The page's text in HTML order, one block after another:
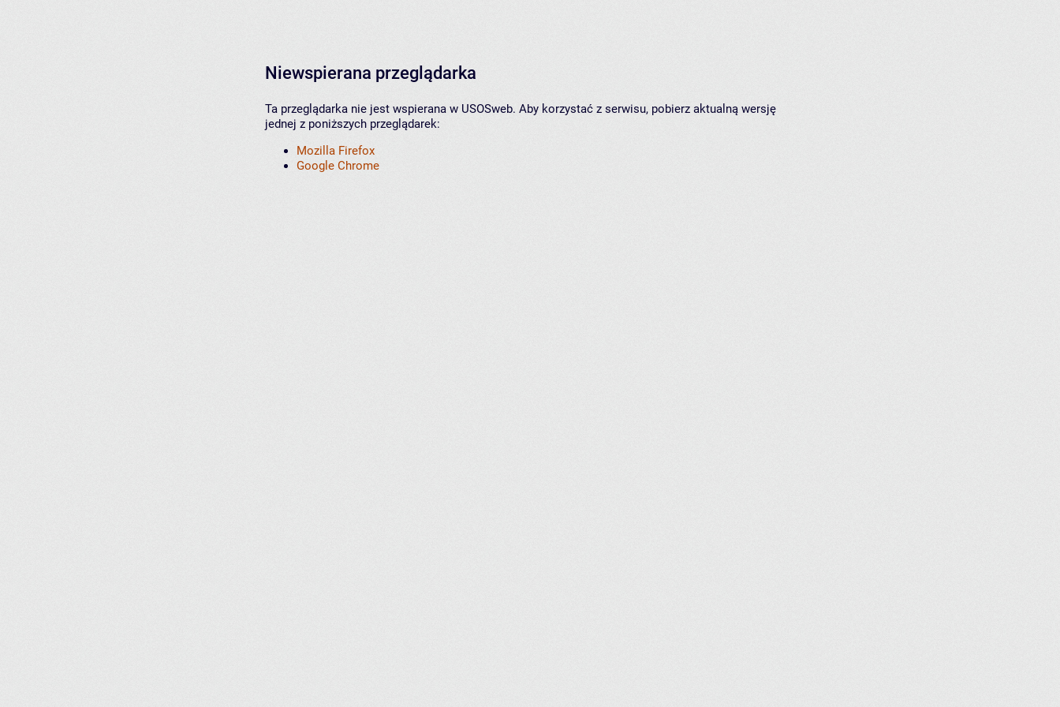
Niewspierana przeglądarka
Ta przeglądarka nie jest wspierana w USOSweb. Aby korzystać z serwisu, pobierz aktualną wersję
jednej z poniższych przeglądarek:
Mozilla Firefox
Google Chrome